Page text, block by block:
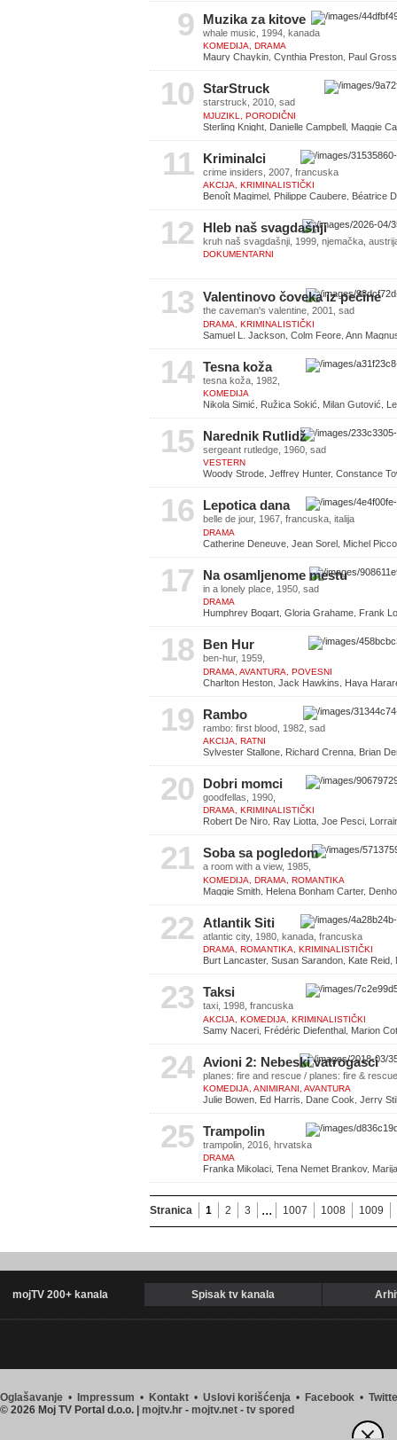
9 Muzika za kitove
whale music, 1994, kanada
KOMEDIJA, DRAMA
Maury Chaykin, Cynthia Preston, Paul
10 StarStruck
starstruck, 2010, sad
MJUZIKL, PORODIČNI
Sterling Knight, Danielle Campbell, Maggie
11 Kriminalci
crime insiders, 2007, francuska
AKCIJA, KRIMINALISTIČKI
Benoît Magimel, Philippe Caubere, Béatrice
12 Hleb naš svagdašnji
kruh naš svagdašnji, 1999, njemačka,
DOKUMENTARNI
13 Valentinovo čoveka iz pećine
the caveman's valentine, 2001, sad
DRAMA, KRIMINALISTIČKI
Samuel L. Jackson, Colm Feore, Ann
14 Tesna koža
tesna koža, 1982,
KOMEDIJA
Nikola Simić, Ružica Sokić, Milan Gutović,
15 Narednik Rutlidž
sergeant rutledge, 1960, sad
VESTERN
Woody Strode, Jeffrey Hunter, Constance
Burke
16 Lepotica dana
belle de jour, 1967, francuska, italija
DRAMA
Catherine Deneuve, Jean Sorel, Michel
17 Na osamljenome mestu
in a lonely place, 1950, sad
DRAMA
Humphrey Bogart, Gloria Grahame, Frank
18 Ben Hur
ben-hur, 1959,
DRAMA, AVANTURA, POVESNI
Charlton Heston, Jack Hawkins, Haya
19 Rambo
rambo: first blood, 1982, sad
AKCIJA, RATNI
Sylvester Stallone, Richard Crenna, Brian
20 Dobri momci
goodfellas, 1990,
DRAMA, KRIMINALISTIČKI
Robert De Niro, Ray Liotta, Joe Pesci,
21 Soba sa pogledom
a room with a view, 1985,
KOMEDIJA, DRAMA, ROMANTIKA
Maggie Smith, Helena Bonham Carter,
22 Atlantik Siti
atlantic city, 1980, kanada, francuska
DRAMA, ROMANTIKA, KRIMINALISTIČKI
Burt Lancaster, Susan Sarandon, Kate Reid,
23 Taksi
taxi, 1998, francuska
AKCIJA, KOMEDIJA, KRIMINALISTIČKI
Samy Naceri, Frédéric Diefenthal, Marion
24 Avioni 2: Nebeski vatrogasci
planes: fire and rescue / planes: fire &
KOMEDIJA, ANIMIRANI, AVANTURA
Julie Bowen, Ed Harris, Dane Cook, Jerry
25 Trampolin
trampolin, 2016, hrvatska
DRAMA
Franka Mikolaci, Tena Nemet Brankov,
Stranica 1 2 3 ... 1007 1008 1009
mojTV 200+ kanala Spisak tv kanala
Oglašavanje • Impressum • Kontakt • Uslovi korišćenja • Facebook •
© 2026 Moj TV Portal d.o.o. | mojtv.hr - mojtv.net - tv spored